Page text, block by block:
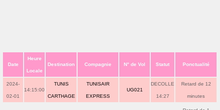
Date
Heure
Locale
Destination Compagnie N° de Vol Statut Ponctualité
2024-
02-01
14:15:00
TUNIS
CARTHAGE
TUNISAIR
EXPRESS
UG021
DECOLLE
14:27
Retard de 12
minutes